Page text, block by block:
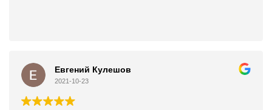
Евгений Кулешов
2021-10-23